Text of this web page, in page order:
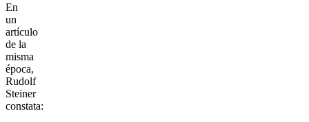
En
un
artículo
de la
misma
época,
Rudolf
Steiner
constata: